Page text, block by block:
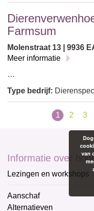
Farmsum
Molenstraat 13 | 9936
Meer informatie
…
Type bedrijf:
1 2 3
Informatie over
Lezingen en workshops
Aanschaf
Alternatieven
van